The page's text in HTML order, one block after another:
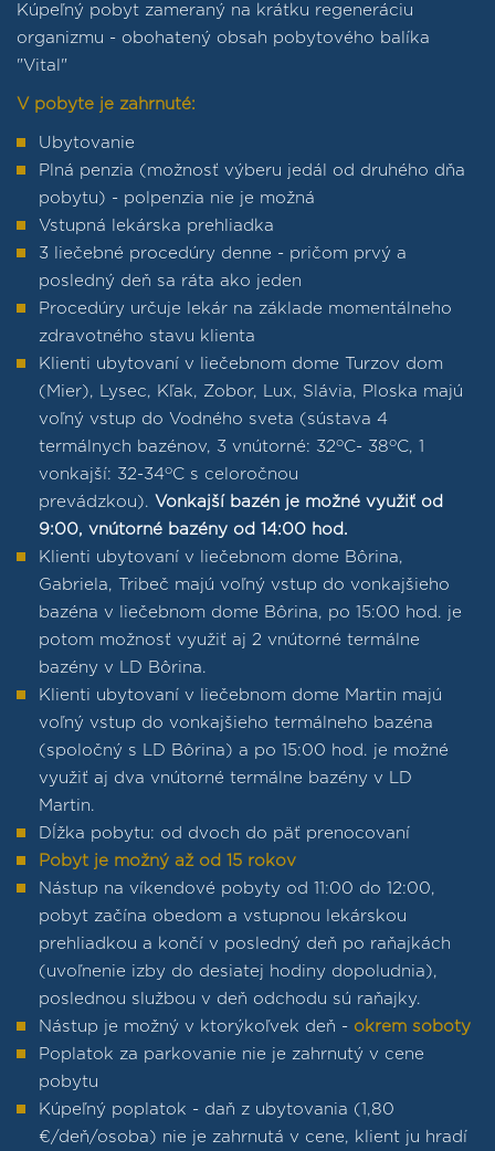
Kúpeľný pobyt zameraný na krátku regeneráciu
organizmu - obohatený obsah pobytového balíka
"Vital"
V pobyte je zahrnuté:
Ubytovanie
Plná penzia (možnosť výberu jedál od druhého dňa
pobytu) - polpenzia nie je možná
Vstupná lekárska prehliadka
3 liečebné procedúry denne - pričom prvý a
posledný deň sa ráta ako jeden
Procedúry určuje lekár na základe momentálneho
zdravotného stavu klienta
Klienti ubytovaní v liečebnom dome Turzov dom
(Mier), Lysec, Kľak, Zobor, Lux, Slávia, Ploska majú
voľný vstup do Vodného sveta (sústava 4
termálnych bazénov, 3 vnútorné: 32oC- 38oC, 1
vonkajší: 32-34oC s celoročnou
prevádzkou). Vonkajší bazén je možné využiť od
9:00, vnútorné bazény od 14:00 hod.
Klienti ubytovaní v liečebnom dome Bôrina,
Gabriela, Tribeč majú voľný vstup do vonkajšieho
bazéna v liečebnom dome Bôrina, po 15:00 hod. je
potom možnosť využiť aj 2 vnútorné termálne
bazény v LD Bôrina.
Klienti ubytovaní v liečebnom dome Martin majú
voľný vstup do vonkajšieho termálneho bazéna
(spoločný s LD Bôrina) a po 15:00 hod. je možné
využiť aj dva vnútorné termálne bazény v LD
Martin.
Dĺžka pobytu: od dvoch do päť prenocovaní
Pobyt je možný až od 15 rokov
Nástup na víkendové pobyty od 11:00 do 12:00,
pobyt začína obedom a vstupnou lekárskou
prehliadkou a končí v posledný deň po raňajkách
(uvoľnenie izby do desiatej hodiny dopoludnia),
poslednou službou v deň odchodu sú raňajky.
Nástup je možný v ktorýkoľvek deň - okrem soboty
Poplatok za parkovanie nie je zahrnutý v cene
pobytu
Kúpeľný poplatok - daň z ubytovania (1,80
€/deň/osoba) nie je zahrnutá v cene, klient ju hradí